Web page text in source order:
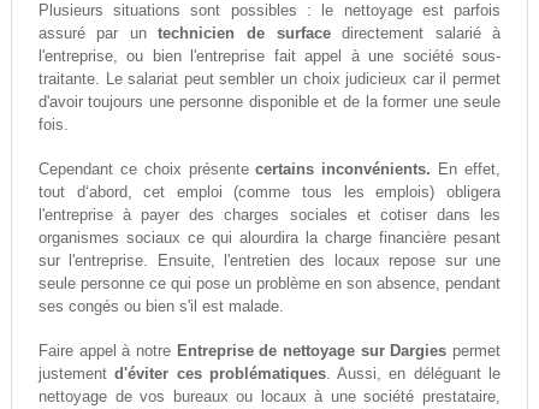
Plusieurs situations sont possibles : le nettoyage est parfois
assuré par untechnicien de surfacedirectement salarié à
l'entreprise, ou bien l'entreprise fait appel à une société sous-
traitante. Le salariat peut sembler un choix judicieux car il permet
d'avoir toujours une personne disponible et de la former une seule
fois.
Cependant ce choix présentecertains inconvénients. En effet,
tout d‘abord, cet emploi (comme tous les emplois) obligera
l'entreprise à payer des charges sociales et cotiser dans les
organismes sociaux ce qui alourdira la charge financière pesant
sur l'entreprise. Ensuite, l'entretien des locaux repose sur une
seule personne ce qui pose un problème en son absence, pendant
ses congés ou bien s'il est malade.
Faire appel à notre Entreprise de nettoyage sur Dargies permet
justementd'éviter ces problématiques. Aussi, en déléguant le
nettoyage de vos bureaux ou locaux à une société prestataire,